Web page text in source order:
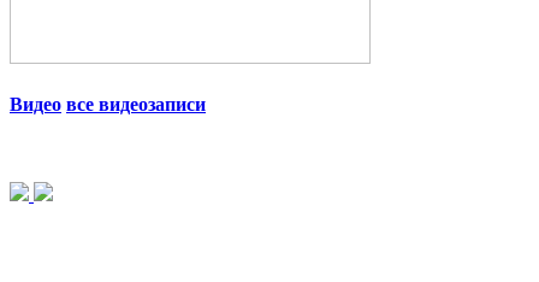
Видео все видеозаписи